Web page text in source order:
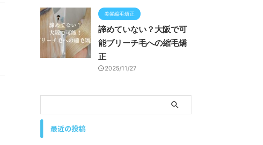
美髪縮毛矯正
諦めていない？大阪で可
能ブリーチ毛への縮毛矯
正
2025/11/27
最近の投稿